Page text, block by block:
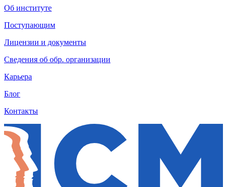
Об институте
Поступающим
Лицензии и документы
Сведения об обр. организации
Карьера
Блог
Контакты